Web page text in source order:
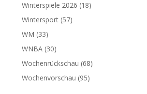
Winterspiele 2026 (18)
Wintersport(57)
WM (33)
WNBA(30)
Wochenrückschau (68)
Wochenvorschau (95)